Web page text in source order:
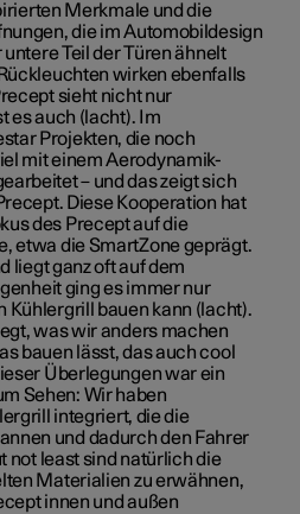
Merkmale und die
die im Automobildesign
Teil der Türen ähnelt
wirken ebenfalls
sieht nicht nur
es auch (lacht). Im
Projekten, die noch
mit einem Aerodynamik-
– und das zeigt sich
Diese Kooperation hat
des Precept auf die
etwa die SmartZone geprägt.
liegt ganz oft auf dem
ging es immer nur
Kühlergrill bauen kann (lacht).
was wir anders machen
bauen lässt, das auch cool
Überlegungen war ein
Sehen: Wir haben
integriert, die die
und dadurch den Fahrer
not least sind natürlich die
Materialien zu erwähnen,
innen und außen